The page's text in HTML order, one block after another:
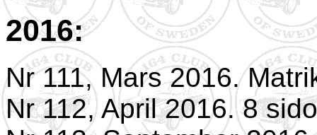
2016:
Nr 111, Mars 2016.
Nr 112, April 2016. 8